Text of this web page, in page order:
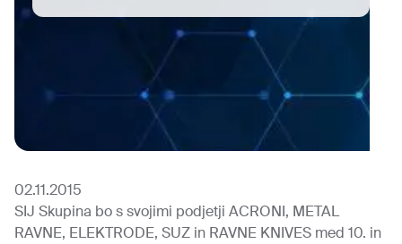
02.11.2015
SIJ Skupina bo s svojimi podjetji ACRONI, METAL
RAVNE, ELEKTRODE, SUZ in RAVNE KNIVES med 10. in